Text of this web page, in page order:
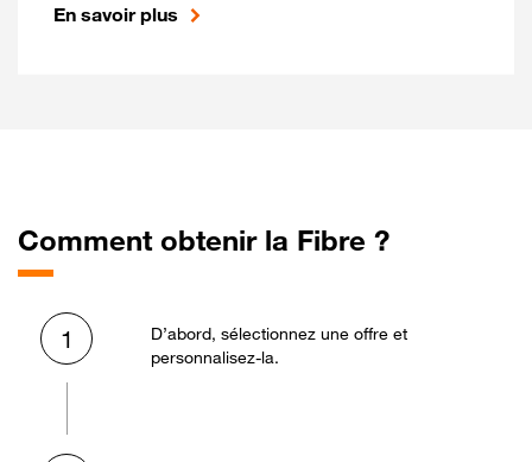
En savoir plus
Comment obtenir la Fibre ?
1
D’abord, sélectionnez une offre et
personnalisez-la.